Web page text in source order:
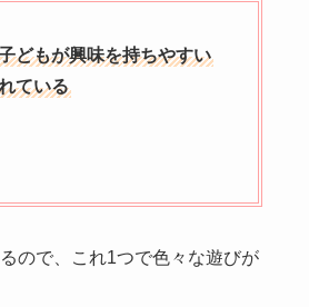
どもが興味を持ちやすい
ている
ので、これ1つで色々な遊びが